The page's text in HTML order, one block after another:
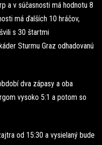
a v súčasnosti má hodnotu 8
má ďalších 10 hráčov,
s 30 štartmi
Sturmu Graz odhadovanú
dva zápasy a oba
vysoko 5:1 a potom so
od 15:30 a vysielaný bude